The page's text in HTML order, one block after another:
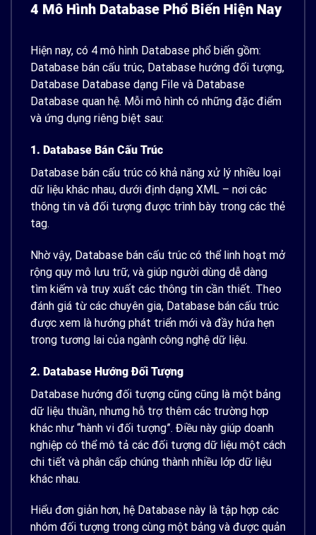
4 Mô Hình Database Phổ Biến Hiện Nay
Hiện nay, có 4 mô hình Database phổ biến gồm:
Database bán cấu trúc, Database hướng đối tượng,
Database Database dạng File và Database
Database quan hệ. Mỗi mô hình có những đặc điểm
và ứng dụng riêng biệt sau:
1. Database Bán Cấu Trúc
Database bán cấu trúc có khả năng xử lý nhiều loại
dữ liệu khác nhau, dưới định dạng XML – nơi các
thông tin và đối tượng được trình bày trong các thẻ
tag.
Nhờ vậy, Database bán cấu trúc có thể linh hoạt mở
rộng quy mô lưu trữ, và giúp người dùng dễ dàng
tìm kiếm và truy xuất các thông tin cần thiết. Theo
đánh giá từ các chuyên gia, Database bán cấu trúc
được xem là hướng phát triển mới và đầy hứa hẹn
trong tương lai của ngành công nghệ dữ liệu.
2. Database Hướng Đối Tượng
Database hướng đối tượng cũng cũng là một bảng
dữ liệu thuần, nhưng hỗ trợ thêm các trường hợp
khác như “hành vi đối tượng”. Điều này giúp doanh
nghiệp có thể mô tả các đối tượng dữ liệu một cách
chi tiết và phân cấp chúng thành nhiều lớp dữ liệu
khác nhau.
Hiểu đơn giản hơn, hệ Database này là tập hợp các
nhóm đối tượng trong cùng một bảng và được quản